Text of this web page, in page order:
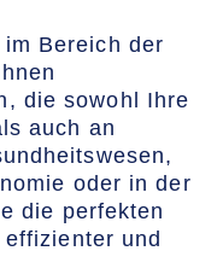
Bereich der
die sowohl Ihre
auch an
oder in der
die perfekten
und